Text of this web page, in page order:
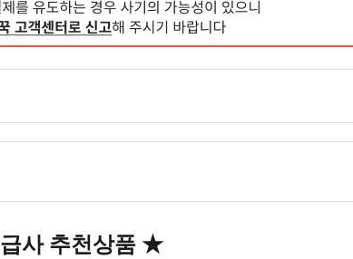
사 추천상품 ★